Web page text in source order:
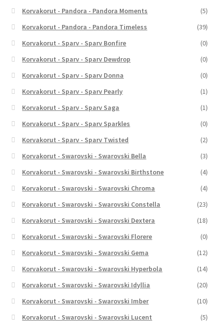
Korvakorut - Pandora - Pandora Moments
(5)
Korvakorut - Pandora - Pandora Timeless
(39)
Korvakorut - Sparv - Sparv Bonfire
(0)
Korvakorut - Sparv - Sparv Dewdrop
(0)
Korvakorut - Sparv - Sparv Donna
(0)
Korvakorut - Sparv - Sparv Pearly
(1)
Korvakorut - Sparv - Sparv Saga
(1)
Korvakorut - Sparv - Sparv Sparkles
(0)
Korvakorut - Sparv - Sparv Twisted
(2)
Korvakorut - Swarovski - Swarovski Bella
(3)
Korvakorut - Swarovski - Swarovski Birthstone
(4)
Korvakorut - Swarovski - Swarovski Chroma
(4)
Korvakorut - Swarovski - Swarovski Constella
(23)
Korvakorut - Swarovski - Swarovski Dextera
(18)
Korvakorut - Swarovski - Swarovski Florere
(0)
Korvakorut - Swarovski - Swarovski Gema
(12)
Korvakorut - Swarovski - Swarovski Hyperbola
(14)
Korvakorut - Swarovski - Swarovski Idyllia
(20)
Korvakorut - Swarovski - Swarovski Imber
(10)
Korvakorut - Swarovski - Swarovski Lucent
(5)